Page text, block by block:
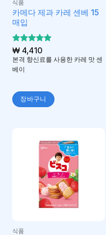
식품
카메다 제과 카레 센베 15
매입
5 중에서
5로 평가
됨
₩4,410
본격 향신료를 사용한 카레 맛 센
베이
장바구니
식품